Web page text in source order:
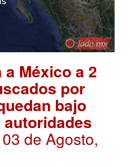
México a 2
por
bajo
de Agosto,